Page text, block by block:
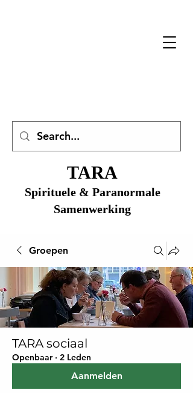
TARA
Spirituele & Paranormale
Samenwerking
Groepen
TARA sociaal
Openbaar · 2 Leden
Aanmelden